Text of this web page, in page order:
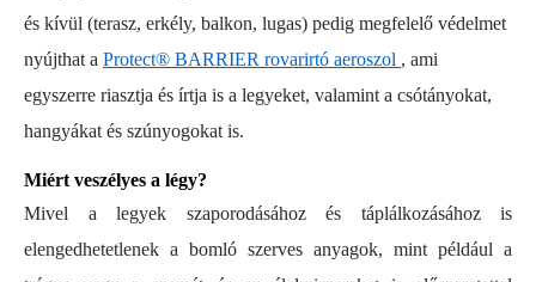
és kívül (terasz, erkély, balkon, lugas) pedig megfelelő védelmet
nyújthat a Protect® BARRIER rovarirtó aeroszol , ami
egyszerre riasztja és írtja is a legyeket, valamint a csótányokat,
hangyákat és szúnyogokat is.
Miért veszélyes a légy?
Mivel a legyek szaporodásához és táplálkozásához is
elengedhetetlenek a bomló szerves anyagok, mint például a